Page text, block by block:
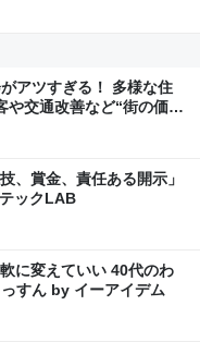
アツすぎる！ 多様な住
や交通改善など“街の価値
賞金、責任ある開示」
ックLAB
に変えていい 40代のわ
すん by イーアイデム